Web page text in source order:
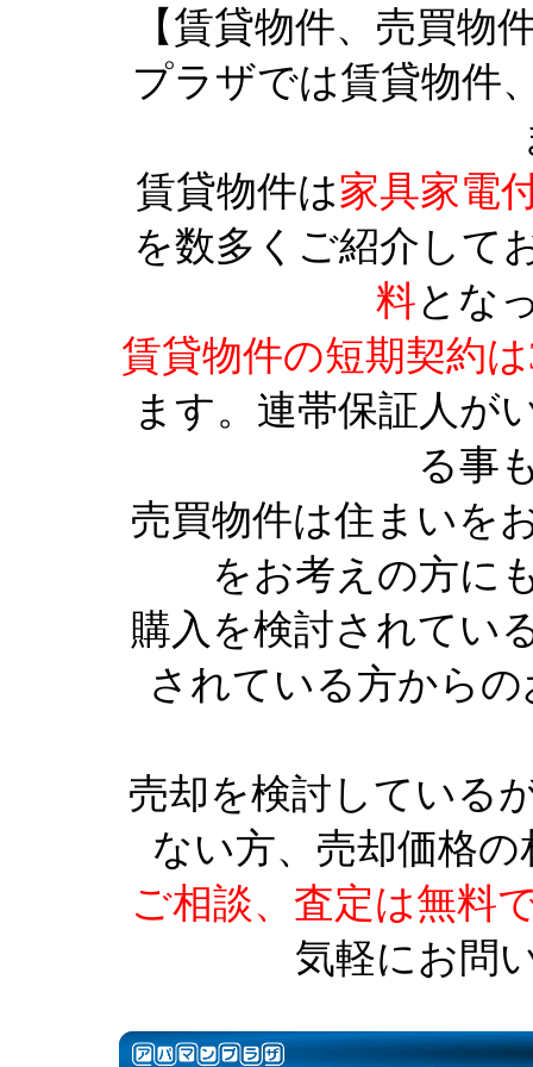
【賃貸物件、売買物
プラザでは賃貸物件
賃貸物件は家具家電
を数多くご紹介して
料とな
賃貸物件の短期契約
ます。連帯保証人が
る事
売買物件は住まいを
をお考えの方に
購入を検討されてい
されている方から
売却を検討している
ない方、売却価格
ご相談、査定は無料
気軽にお問